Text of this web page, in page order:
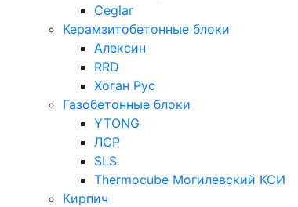
Ceglar
Керамзитобетонные блоки
Алексин
RRD
Хоган Рус
Газобетонные блоки
YTONG
ЛСР
SLS
Thermocube Могилевский КСИ
Кирпич